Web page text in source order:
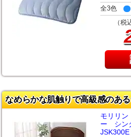
全3色
（税
なめらかな肌触りで高級感のあ
モリリ
ー シン
JSK300E